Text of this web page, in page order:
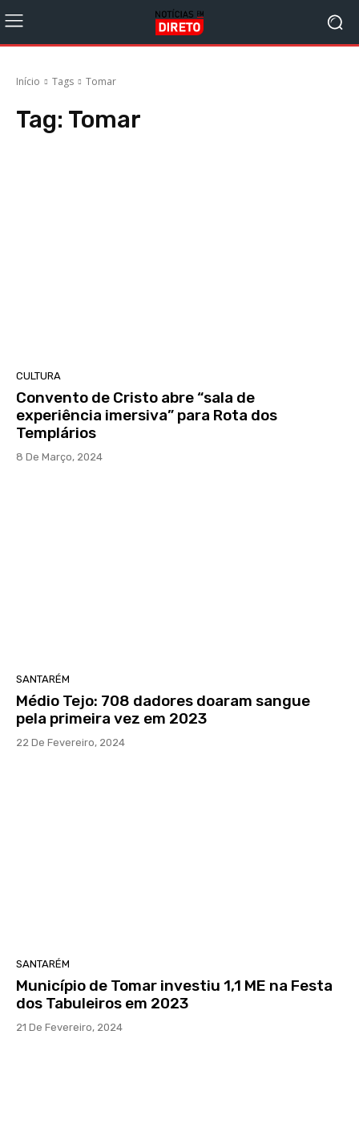
Início Tags Tomar
Tag: Tomar
CULTURA
Convento de Cristo abre “sala de
experiência imersiva” para Rota dos
Templários
8 De Março, 2024
SANTARÉM
Médio Tejo: 708 dadores doaram sangue
pela primeira vez em 2023
22 De Fevereiro, 2024
SANTARÉM
Município de Tomar investiu 1,1 ME na Festa
dos Tabuleiros em 2023
21 De Fevereiro, 2024